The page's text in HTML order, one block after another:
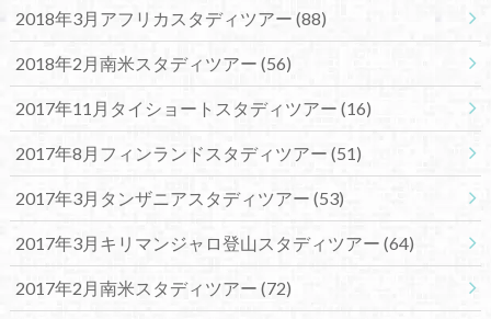
2018年3月アフリカスタディツアー (88)
2018年2月南米スタディツアー (56)
2017年11月タイショートスタディツアー (16)
2017年8月フィンランドスタディツアー (51)
2017年3月タンザニアスタディツアー (53)
2017年3月キリマンジャロ登山スタディツアー (64)
2017年2月南米スタディツアー (72)